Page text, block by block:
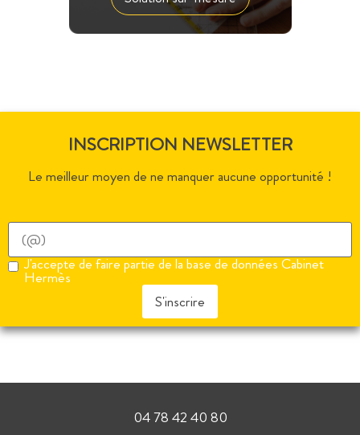
INSCRIPTION NEWSLETTER
Le meilleur moyen de ne manquer aucune opportunité !
J'accepte de faire partie de la base de données Cabinet
Hermès
S'inscrire
04 78 42 40 80